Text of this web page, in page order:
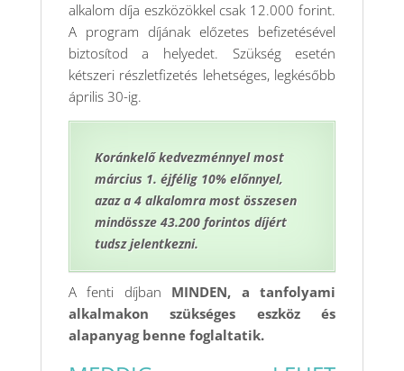
alkalom díja eszközökkel csak 12.000 forint.
A program díjának előzetes befizetésével
biztosítod a helyedet. Szükség esetén
kétszeri részletfizetés lehetséges, legkésőbb
április 30-ig.
Koránkelő kedvezménnyel most
március 1. éjfélig 10% előnnyel,
azaz a 4 alkalomra most összesen
mindössze 43.200 forintos díjért
tudsz jelentkezni.
A fenti díjban MINDEN, a tanfolyami
alkalmakon szükséges eszköz és
alapanyag benne foglaltatik.